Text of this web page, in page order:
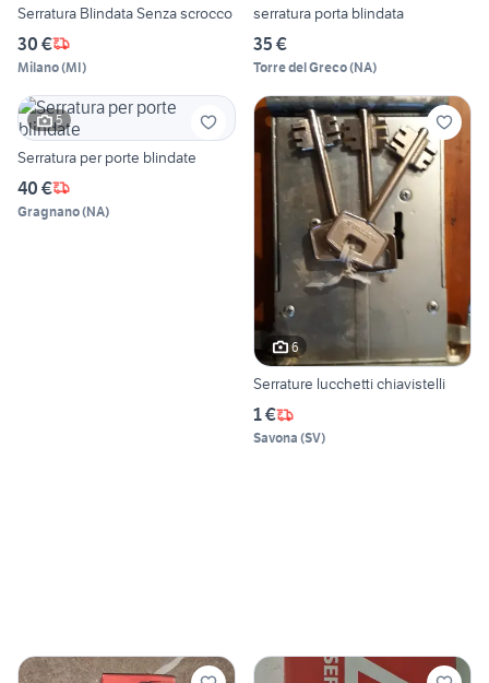
Serratura Blindata Senza scrocco
30 €
Milano(MI)
serratura porta blindata
35 €
Torre del Greco(NA)
5
Serratura per porte blindate
40 €
Gragnano(NA)
6
Serrature lucchetti chiavistelli
1 €
Savona (SV)